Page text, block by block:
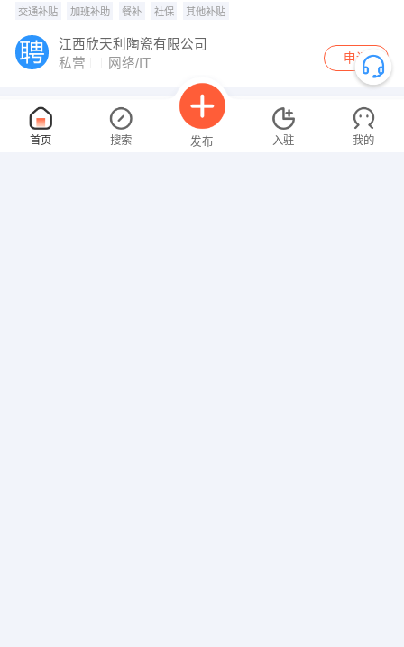
交通补贴 加班补助 餐补 社保 其他补贴
江西欣天利陶瓷有限公司
私营
网络/IT 申请
B2驾照司机 4000-5000元
首页 搜索 发布 入驻 我的